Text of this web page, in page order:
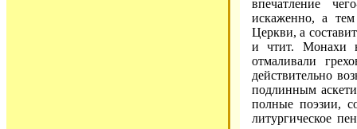
впечатление
искаженно, а
Церкви, а
и чтит. Монахи
отмаливали
действительно
подлинным
полные поэзии,
литургическое